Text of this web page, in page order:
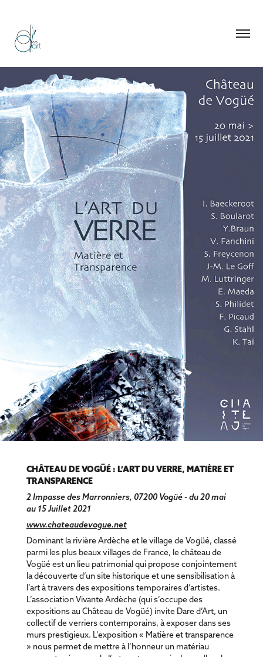
CHÂTEAU DE VOGÜÉ : L’ART DU VERRE, MATIÈRE ET
TRANSPARENCE
2 Impasse des Marronniers, 07200 Vogüé - du 20 mai
au 15 Juillet 2021
www.chateaudevogue.net
Dominant la rivière Ardèche et le village de Vogüé, classé
parmi les plus beaux villages de France, le château de
Vogüé est un lieu patrimonial qui propose conjointement
la découverte d’un site historique et une sensibilisation à
l’art à travers des expositions temporaires d’artistes.
L’association Vivante Ardèche (qui s’occupe des
expositions au Château de Vogüé) invite Dare d’Art, un
collectif de verriers contemporains, à exposer dans ses
murs prestigieux. L’exposition « Matière et transparence
» nous permet de mettre à l’honneur un matériau